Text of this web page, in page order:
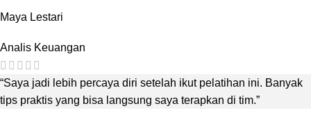
Maya Lestari
Analis Keuangan
“Saya jadi lebih percaya diri setelah ikut pelatihan ini. Banyak
tips praktis yang bisa langsung saya terapkan di tim.”